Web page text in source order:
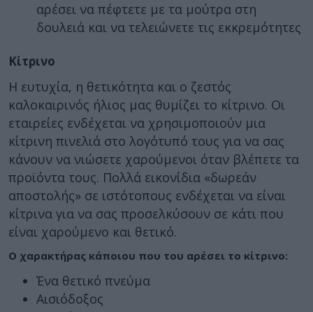
αρέσει να πέφτετε με τα μούτρα στη
δουλειά και να τελειώνετε τις εκκρεμότητες
Κίτρινο
Η ευτυχία, η θετικότητα και ο ζεστός
καλοκαιρινός ήλιος μας θυμίζει το κίτρινο. Οι
εταιρείες ενδέχεται να χρησιμοποιούν μια
κίτρινη πινελιά στο λογότυπό τους για να σας
κάνουν να νιώσετε χαρούμενοι όταν βλέπετε τα
προϊόντα τους. Πολλά εικονίδια «δωρεάν
αποστολής» σε ιστότοπους ενδέχεται να είναι
κίτρινα για να σας προσελκύσουν σε κάτι που
είναι χαρούμενο και θετικό.
Ο χαρακτήρας κάποιου που του αρέσει το κίτρινο:
Ένα θετικό πνεύμα
Αισιόδοξος